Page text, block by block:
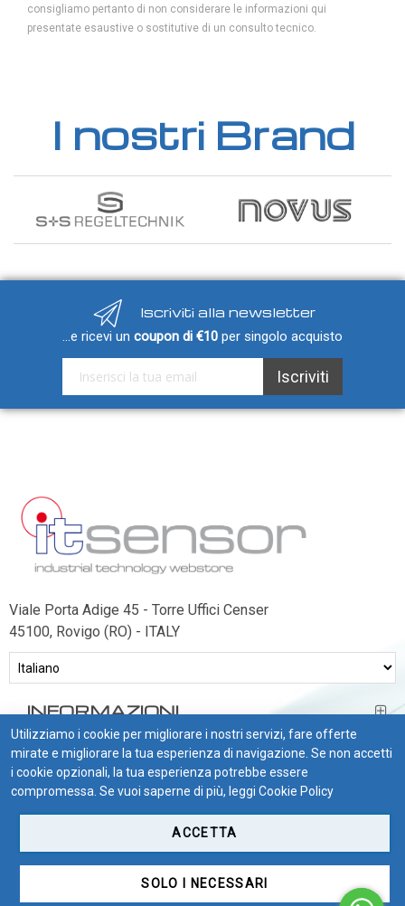
consigliamo pertanto di non considerare le informazioni qui
presentate esaustive o sostitutive di un consulto tecnico.
I nostri Brand
Iscriviti alla newsletter
...e ricevi un coupon di €10 per singolo acquisto
Iscriviti alla nostra Newsletter: Iscriviti
Viale Porta Adige 45 - Torre Uffici Censer
45100, Rovigo (RO) - ITALY
INFORMAZIONI
BISOGNO DI AIUTO?
CONDIZIONI DI VENDITA
LOGGER
Ammoniaca (NH3)
NH3 in condotto
Etilene (C2H4)
C2H4 ambiente
C2H4 in condotto
H2 ambiente
H2 in condotto
CO ambiente
Utilizziamo i cookie per migliorare i nostri servizi, fare offerte
mirate e migliorare la tua esperienza di navigazione. Se non accetti
i cookie opzionali, la tua esperienza potrebbe essere
compromessa. Se vuoi saperne di più, leggi Cookie Policy
ACCETTA
SOLO I NECESSARI